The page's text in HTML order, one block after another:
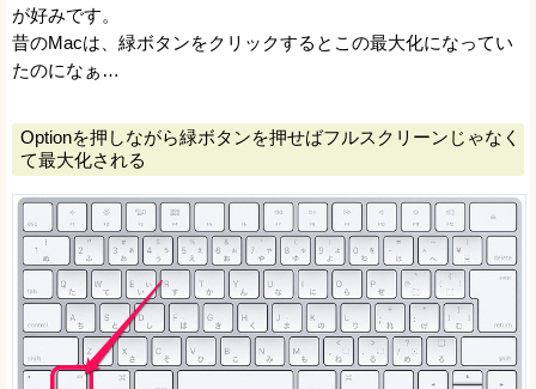
が好みです。
昔のMacは、緑ボタンをクリックするとこの最大化になってい
たのになぁ…
Optionを押しながら緑ボタンを押せばフルスクリーンじゃなく
て最大化される